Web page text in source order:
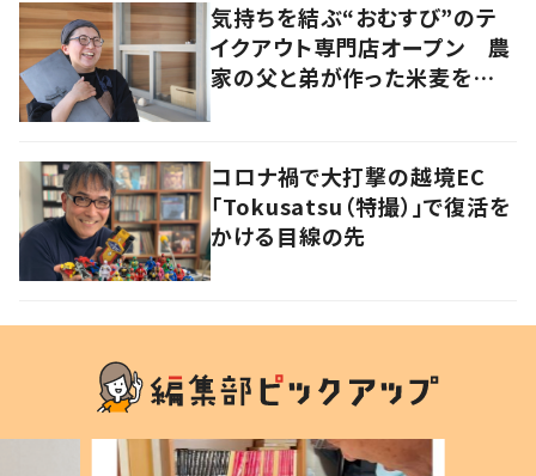
気持ちを結ぶ“おむすび”のテ
イクアウト専門店オープン 農
家の父と弟が作った米麦を使
コロナ禍で大打撃の越境EC
「Tokusatsu（特撮）」で復活を
かける目線の先